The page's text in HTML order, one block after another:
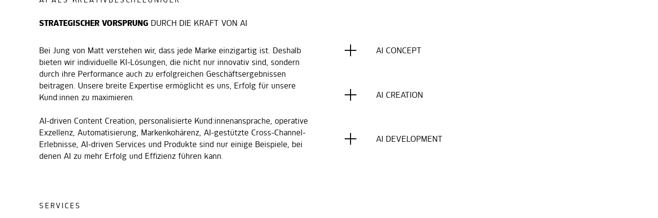
STRATEGISCHER VORSPRUNG DURCH DIE KRAFT VON AI
Bei Jung von Matt verstehen wir, dass jede Marke einzigartig ist. Deshalb
bieten wir individuelle KI-Lösungen, die nicht nur innovativ sind, sondern
durch ihre Performance auch zu erfolgreichen Geschäftsergebnissen
beitragen. Unsere breite Expertise ermöglicht es uns, Erfolg für unsere
Kund:innen zu maximieren.
AI-driven Content Creation, personalisierte Kund:innenansprache, operative
Exzellenz, Automatisierung, Markenkohärenz, AI-gestützte Cross-Channel-
Erlebnisse, AI-driven Services und Produkte sind nur einige Beispiele, bei
denen AI zu mehr Erfolg und Effizienz führen kann.
AI CONCEPT
AI CREATION
AI DEVELOPMENT
SERVICES